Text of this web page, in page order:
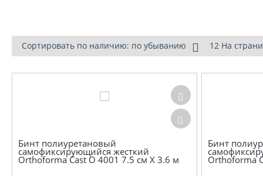
Сортировать по наличию: по убыванию 12 На
Бинт полиуретановый
самофиксирующийся жесткий
Orthoforma Cast O 4001 7.5 см Х 3.6 м
Бинт
Orthoforma